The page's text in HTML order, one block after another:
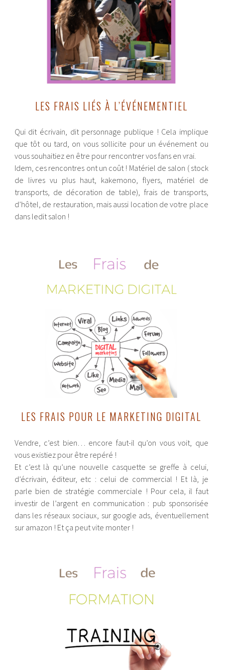
LES FRAIS LIÉS À L’ÉVÉNEMENTIEL
Qui dit écrivain, dit personnage publique ! Cela implique
que tôt ou tard, on vous sollicite pour un événement ou
vous souhaitiez en être pour rencontrer vos fans en vrai.
Idem, ces rencontres ont un coût ! Matériel de salon ( stock
de livres vu plus haut, kakemono, flyers, matériel de
transports, de décoration de table), frais de transports,
d’hôtel, de restauration, mais aussi location de votre place
dans ledit salon !
LES FRAIS POUR LE MARKETING DIGITAL
Vendre, c’est bien… encore faut-il qu’on vous voit, que
vous existiez pour être repéré !
Et c’est là qu’une nouvelle casquette se greffe à celui,
d’écrivain, éditeur, etc : celui de commercial ! Et là, je
parle bien de stratégie commerciale ! Pour cela, il faut
investir de l’argent en communication : pub sponsorisée
dans les réseaux sociaux, sur google ads, éventuellement
sur amazon ! Et ça peut vite monter !